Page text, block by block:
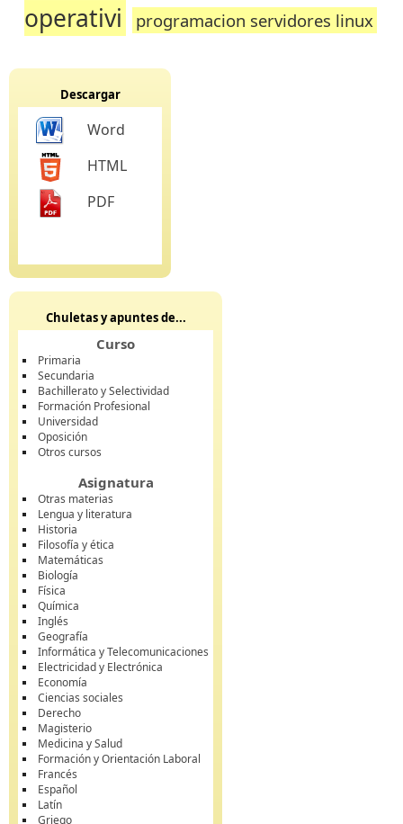
operativi
programacion servidores linux
Descargar
Word
HTML
PDF
Chuletas y apuntes de...
Curso
Primaria
Secundaria
Bachillerato y Selectividad
Formación Profesional
Universidad
Oposición
Otros cursos
Asignatura
Otras materias
Lengua y literatura
Historia
Filosofía y ética
Matemáticas
Biología
Física
Química
Inglés
Geografía
Informática y Telecomunicaciones
Electricidad y Electrónica
Economía
Ciencias sociales
Derecho
Magisterio
Medicina y Salud
Formación y Orientación Laboral
Francés
Español
Latín
Griego